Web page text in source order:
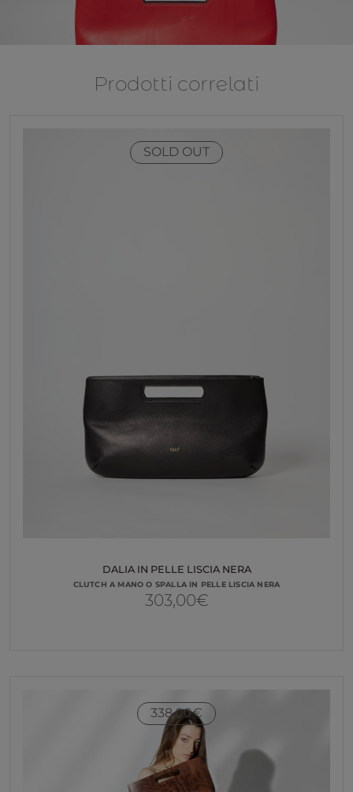
Prodotti correlati
DALIA IN PELLE LISCIA NERA
CLUTCH A MANO O SPALLA IN PELLE LISCIA NERA
303,00€
SOLD OUT
338,00€